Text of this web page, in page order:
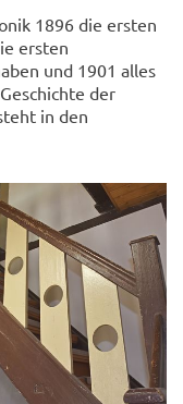
1896 die ersten
ersten
und 1901 alles
der
in den